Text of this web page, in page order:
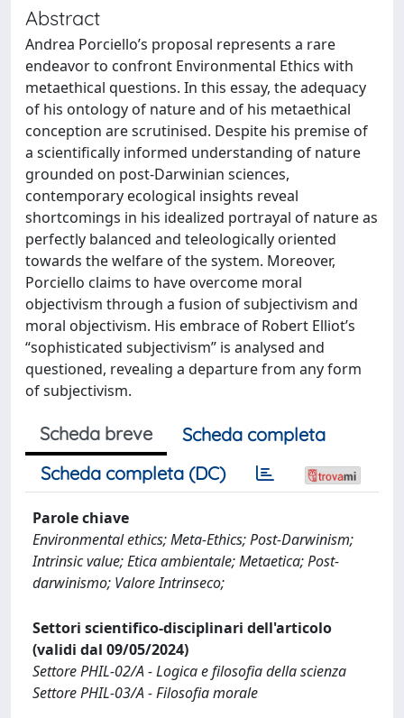
Abstract
Andrea Porciello’s proposal represents a rare
endeavor to confront Environmental Ethics with
metaethical questions. In this essay, the adequacy
of his ontology of nature and of his metaethical
conception are scrutinised. Despite his premise of
a scientifically informed understanding of nature
grounded on post-Darwinian sciences,
contemporary ecological insights reveal
shortcomings in his idealized portrayal of nature as
perfectly balanced and teleologically oriented
towards the welfare of the system. Moreover,
Porciello claims to have overcome moral
objectivism through a fusion of subjectivism and
moral objectivism. His embrace of Robert Elliot’s
“sophisticated subjectivism” is analysed and
questioned, revealing a departure from any form
of subjectivism.
Scheda breve
Scheda completa
Scheda completa (DC)
Parole chiave
Environmental ethics; Meta-Ethics; Post-Darwinism;
Intrinsic value; Etica ambientale; Metaetica; Post-
darwinismo; Valore Intrinseco;
Settori scientifico-disciplinari dell'articolo
(validi dal 09/05/2024)
Settore PHIL-02/A - Logica e filosofia della scienza
Settore PHIL-03/A - Filosofia morale